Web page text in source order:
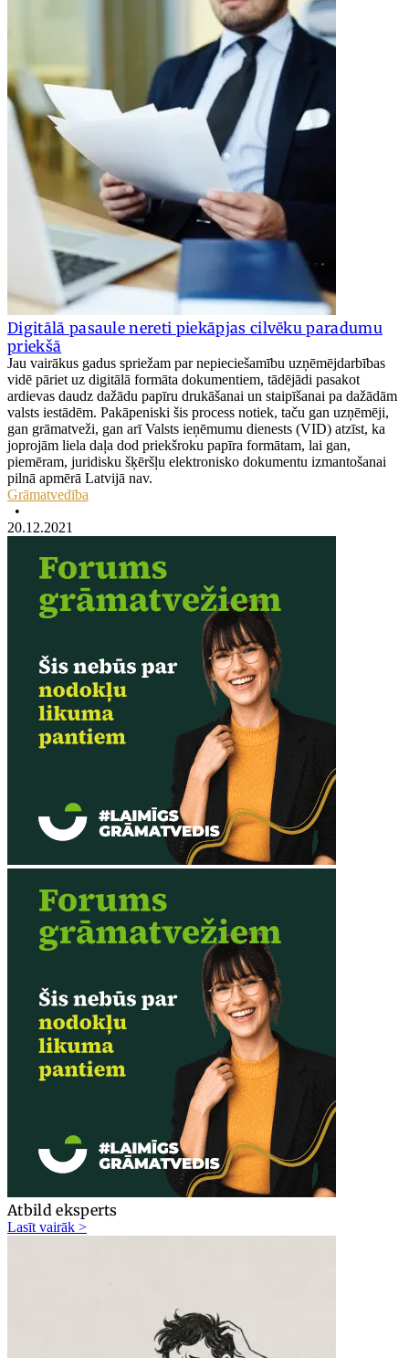
Digitālā pasaule nereti piekāpjas cilvēku paradumu
priekšā
Jau vairākus gadus spriežam par nepieciešamību uzņēmējdarbības
vidē pāriet uz digitālā formāta dokumentiem, tādējādi pasakot
ardievas daudz dažādu papīru drukāšanai un staipīšanai pa dažādām
valsts iestādēm. Pakāpeniski šis process notiek, taču gan uzņēmēji,
gan grāmatveži, gan arī Valsts ieņēmumu dienests (VID) atzīst, ka
joprojām liela daļa dod priekšroku papīra formātam, lai gan,
piemēram, juridisku šķēršļu elektronisko dokumentu izmantošanai
pilnā apmērā Latvijā nav.
Grāmatvedība
•
20.12.2021
Atbild eksperts
Lasīt vairāk >